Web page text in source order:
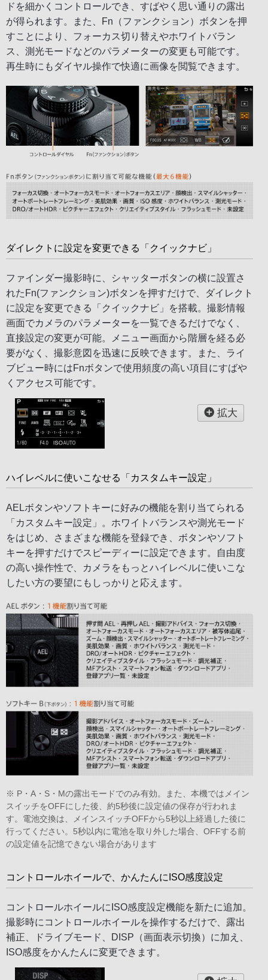
ドを細かくコントロールでき、すばやく思い通りの露出
が得られます。また、Fn（ファンクション）ボタンを押
すことにより、フォーカス切り替えやホワイトバラン
ス、測光モードなどのパラメーターの変更も可能です。
再生時にもダイヤル操作で快適に画像を閲覧できます。
ダイレクトに設定を変更できる「クイックナビ」
ファインダー撮影時に、シャッターボタンの横に設置さ
れたFn(ファンクション)ボタンを押すだけで、ダイレクト
に設定を変更できる「クイックナビ」を搭載。撮影情報
画面でカメラのパラメーターを一覧できるだけでなく、
直接設定の変更が可能。メニュー画面から階層を経る必
要がなく、撮影意図を迅速に反映できます。また、ライ
ブビュー時にはFnボタンで使用頻度の高い項目にすばや
くアクセス可能です。
拡大
ハイレベルに使いこなせる「カスタムキー設定」
AELボタンやソフトキーに好みの機能を割り当てられる
「カスタムキー設定」。ホワイトバランスや測光モード
をはじめ、さまざまな機能を登録でき、ボタンやソフト
キーを押すだけでスピーディーに設定できます。自由度
の高い操作性で、カメラをもっとハイレベルに使いこな
したい方の要望にもしっかりと応えます。
※ P・A・S・Mの露出モードでのみ有効。また、本機ではメイン
スイッチをOFFにした後、約5秒後に設定値の保存が行われま
す。電池交換は、メインスイッチOFFから5秒以上経過した後に
行ってください。5秒以内に電池を取り外した場合、OFFする前
の設定値を記憶できない場合があります
コントロールホイールで、かんたんにISO感度設定
コントロールホイールにISO感度設定機能を新たに追加。
撮影時にコントロールホイールを操作するだけで、露出
補正、ドライブモード、DISP（画面表示切換）に加え、
ISO感度をかんたんに変更できます。